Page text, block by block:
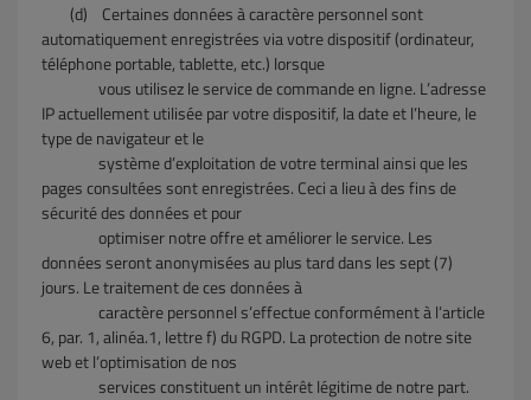
(d)
Certaines données à caractère personnel sont
automatiquement enregistrées via votre dispositif (ordinateur,
téléphone portable, tablette, etc.) lorsque
vous utilisez le service de commande en ligne. L’adresse
IP actuellement utilisée par votre dispositif, la date et l’heure, le
type de navigateur et le
système d’exploitation de votre terminal ainsi que les
pages consultées sont enregistrées. Ceci a lieu à des fins de
sécurité des données et pour
optimiser notre offre et améliorer le service. Les
données seront anonymisées au plus tard dans les sept (7)
jours. Le traitement de ces données à
caractère personnel s’effectue conformément à l’article
6, par. 1, alinéa.1, lettre f) du RGPD. La protection de notre site
web et l’optimisation de nos
services constituent un intérêt légitime de notre part.